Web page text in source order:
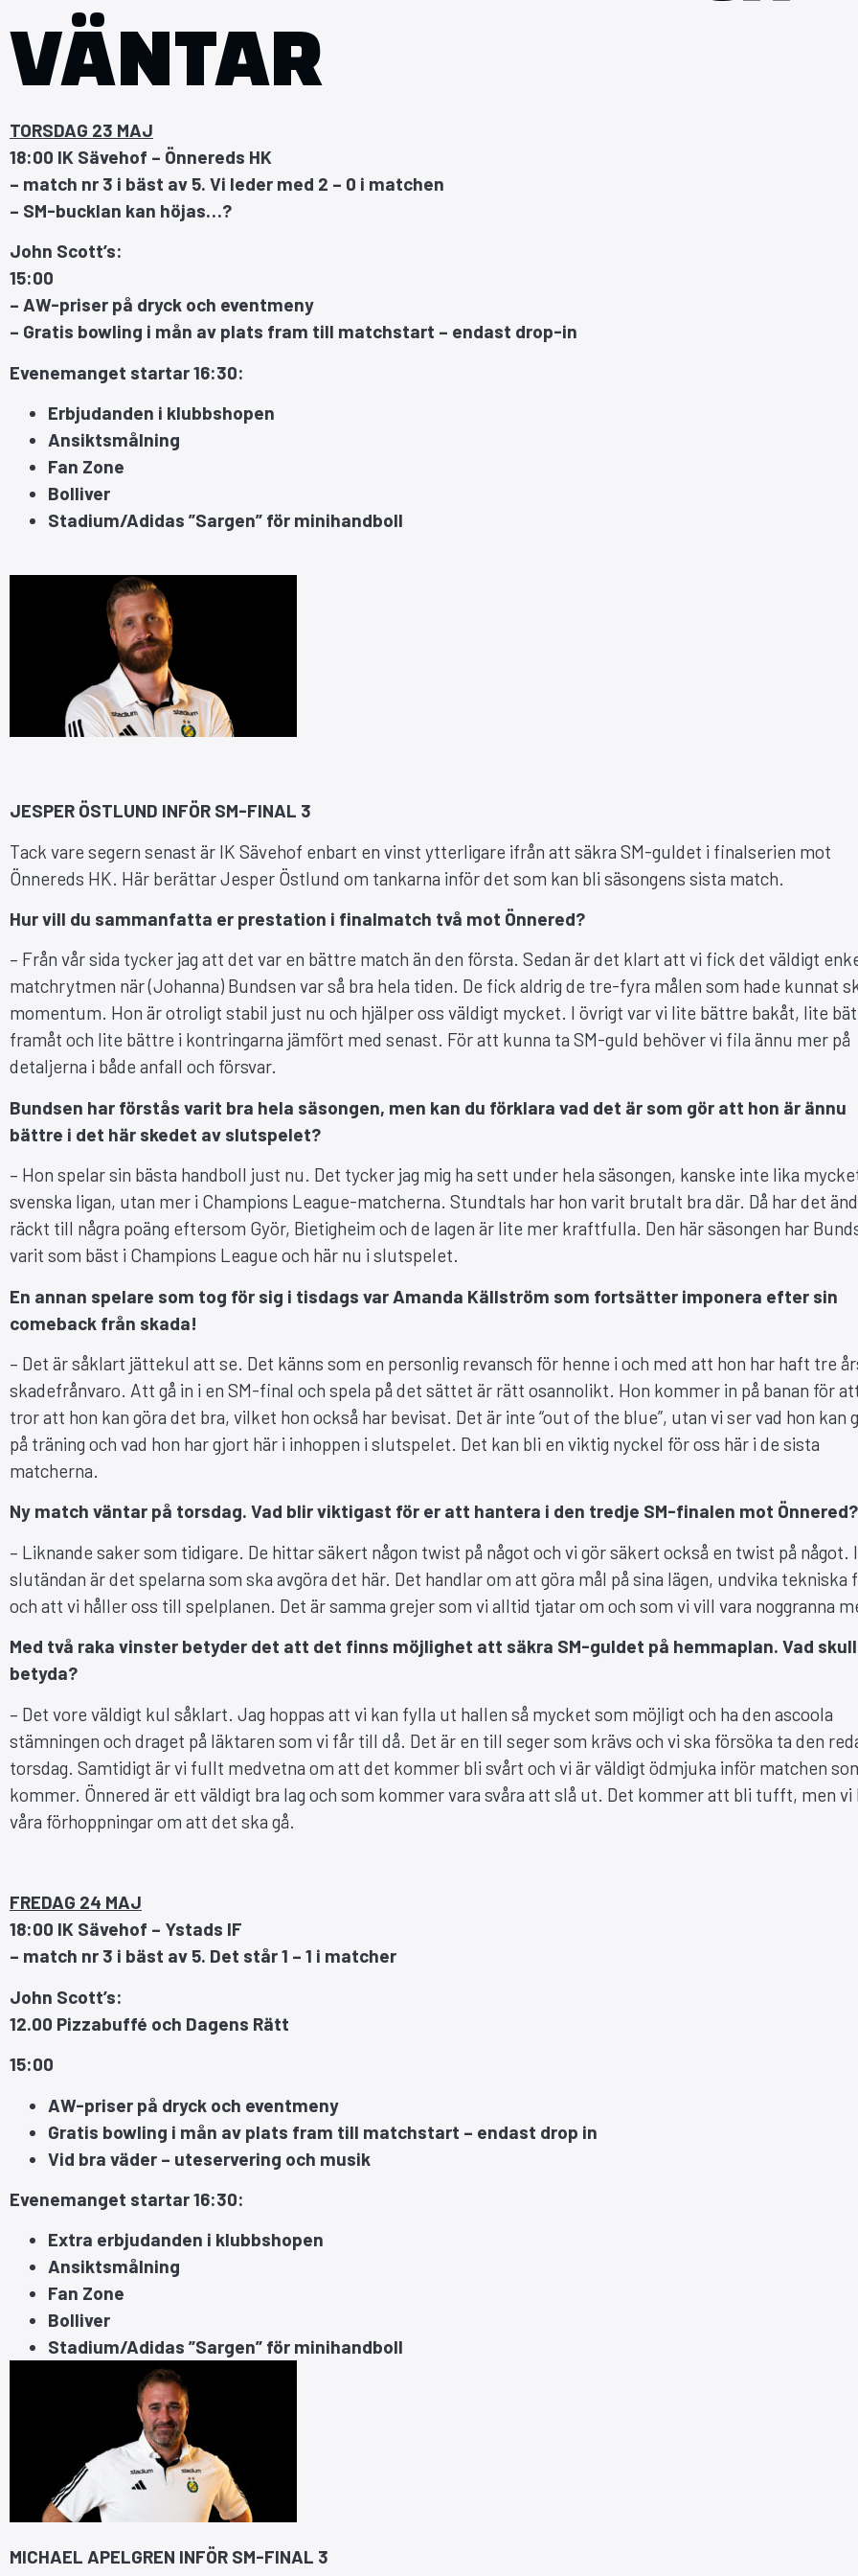
VÄNTAR
TORSDAG 23 MAJ
18:00 IK Sävehof – Önnereds HK
– match nr 3 i bäst av 5. Vi leder med 2 – 0 i matchen
– SM-bucklan kan höjas…?
John Scott’s:
15:00
– AW-priser på dryck och eventmeny
– Gratis bowling i mån av plats fram till matchstart – endast drop-in
Evenemanget startar 16:30:
Erbjudanden i klubbshopen
Ansiktsmålning
Fan Zone
Bolliver
Stadium/Adidas ”Sargen” för minihandboll
JESPER ÖSTLUND INFÖR SM-FINAL 3
Tack vare segern senast är IK Sävehof enbart en vinst ytterligare ifrån att säkra SM-guldet i finalserien mot
Önnereds HK. Här berättar Jesper Östlund om tankarna inför det som kan bli säsongens sista match.
Hur vill du sammanfatta er prestation i finalmatch två mot Önnered?
– Från vår sida tycker jag att det var en bättre match än den första. Sedan är det klart att vi fick det väldigt
matchrytmen när (Johanna) Bundsen var så bra hela tiden. De fick aldrig de tre-fyra målen som hade kunnat
momentum. Hon är otroligt stabil just nu och hjälper oss väldigt mycket. I övrigt var vi lite bättre bakåt, lite
framåt och lite bättre i kontringarna jämfört med senast. För att kunna ta SM-guld behöver vi fila ännu mer på
detaljerna i både anfall och försvar.
Bundsen har förstås varit bra hela säsongen, men kan du förklara vad det är som gör att hon är ännu
bättre i det här skedet av slutspelet?
– Hon spelar sin bästa handboll just nu. Det tycker jag mig ha sett under hela säsongen, kanske inte lika
svenska ligan, utan mer i Champions League-matcherna. Stundtals har hon varit brutalt bra där. Då har det
räckt till några poäng eftersom Györ, Bietigheim och de lagen är lite mer kraftfulla. Den här säsongen har
varit som bäst i Champions League och här nu i slutspelet.
En annan spelare som tog för sig i tisdags var Amanda Källström som fortsätter imponera efter sin
comeback från skada!
– Det är såklart jättekul att se. Det känns som en personlig revansch för henne i och med att hon har haft tre
skadefrånvaro. Att gå in i en SM-final och spela på det sättet är rätt osannolikt. Hon kommer in på banan för
tror att hon kan göra det bra, vilket hon också har bevisat. Det är inte “out of the blue”, utan vi ser vad hon kan
på träning och vad hon har gjort här i inhoppen i slutspelet. Det kan bli en viktig nyckel för oss här i de sista
matcherna.
Ny match väntar på torsdag. Vad blir viktigast för er att hantera i den tredje SM-finalen mot Önnered?
– Liknande saker som tidigare. De hittar säkert någon twist på något och vi gör säkert också en twist på något. I
slutändan är det spelarna som ska avgöra det här. Det handlar om att göra mål på sina lägen, undvika tekniska
och att vi håller oss till spelplanen. Det är samma grejer som vi alltid tjatar om och som vi vill vara noggranna
Med två raka vinster betyder det att det finns möjlighet att säkra SM-guldet på hemmaplan. Vad
betyda?
– Det vore väldigt kul såklart. Jag hoppas att vi kan fylla ut hallen så mycket som möjligt och ha den ascoola
stämningen och draget på läktaren som vi får till då. Det är en till seger som krävs och vi ska försöka ta den
torsdag. Samtidigt är vi fullt medvetna om att det kommer bli svårt och vi är väldigt ödmjuka inför matchen
kommer. Önnered är ett väldigt bra lag och som kommer vara svåra att slå ut. Det kommer att bli tufft, men vi
våra förhoppningar om att det ska gå.
FREDAG 24 MAJ
18:00 IK Sävehof – Ystads IF
– match nr 3 i bäst av 5. Det står 1 – 1 i matcher
John Scott’s:
12.00 Pizzabuffé och Dagens Rätt
15:00
AW-priser på dryck och eventmeny
Gratis bowling i mån av plats fram till matchstart – endast drop in
Vid bra väder – uteservering och musik
Evenemanget startar16:30:
Extra erbjudanden i klubbshopen
Ansiktsmålning
Fan Zone
Bolliver
Stadium/Adidas ”Sargen” för minihandboll
MICHAEL APELGREN INFÖR SM-FINAL 3